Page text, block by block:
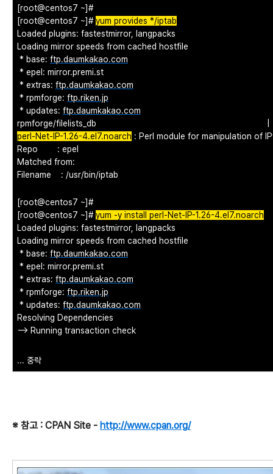
[root@centos7 ~]#
[root@centos7 ~]#yum provides */iptab
Loaded plugins: fastestmirror, langpacks
Loading mirror speeds from cached hostfile
* base: ftp.daumkakao.com
* epel: mirror.premi.st
* extras: ftp.daumkakao.com
* rpmforge: ftp.riken.jp
* updates: ftp.daumkakao.com
rpmforge/filelists_db | 96 kB
perl-Net-IP-1.26-4.el7.noarch : Perl module for manipulation of
Repo : epel
Matched from:
Filename : /usr/bin/iptab
[root@centos7 ~]#
[root@centos7 ~]#yum -y install perl-Net-IP-1.26-4.el7.noarch
Loaded plugins: fastestmirror, langpacks
Loading mirror speeds from cached hostfile
* base: ftp.daumkakao.com
* epel: mirror.premi.st
* extras: ftp.daumkakao.com
* rpmforge: ftp.riken.jp
* updates: ftp.daumkakao.com
Resolving Dependencies
--> Running transaction check
... 중략
※ 참고 : CPAN Site - http://www.cpan.org/